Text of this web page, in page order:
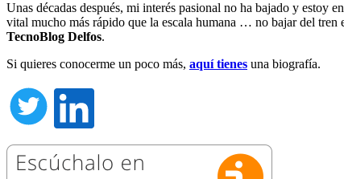
Unas décadas después, mi interés pasional no ha bajado y estoy
vital mucho más rápido que la escala humana … no bajar del tren
TecnoBlog Delfos.
Si quieres conocerme un poco más, aquí tienes una biografía.